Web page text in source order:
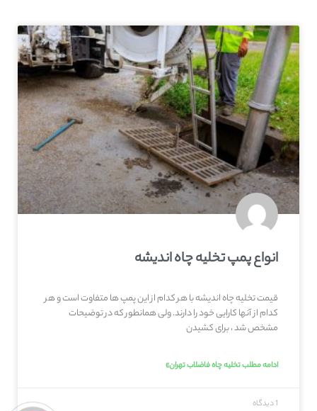
انواع پمپ تخلیه چاه اندیشه
قیمت تخلیه چاه اندیشه با هر کدام از این پمپ ها متفاوت است و هر
کدام از آنها کارایی خود را دارند. ولی همانطور که در توضیحات
مشخص شد ، برای کشیدن
ادامه مطلب تخلیه چاه فاضلاب تهران»
1 دیدگاه